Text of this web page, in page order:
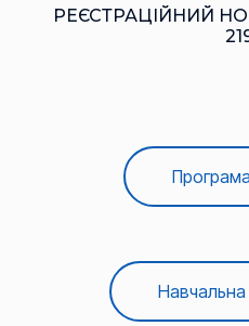
РЕЄСТРАЦІЙНИЙ